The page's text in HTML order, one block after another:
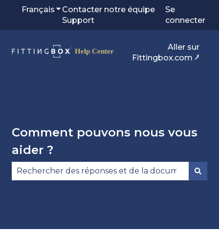
Français Afficher le sous-menu pour les
Contacter notre équipe
Support
Se
connecter
Aller sur
Fittingbox.com ⭷
Comment pouvons nous vous
aider ?